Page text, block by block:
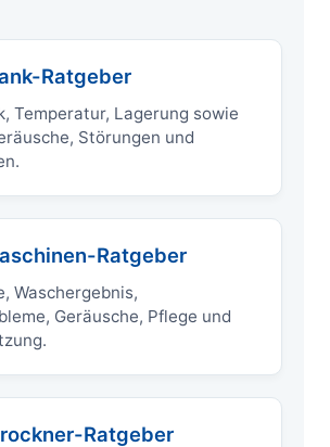
Ratgeber
Temperatur, Lagerung sowie
Störungen und
Ratgeber
Waschergebnis,
Geräusche, Pflege und
Ratgeber